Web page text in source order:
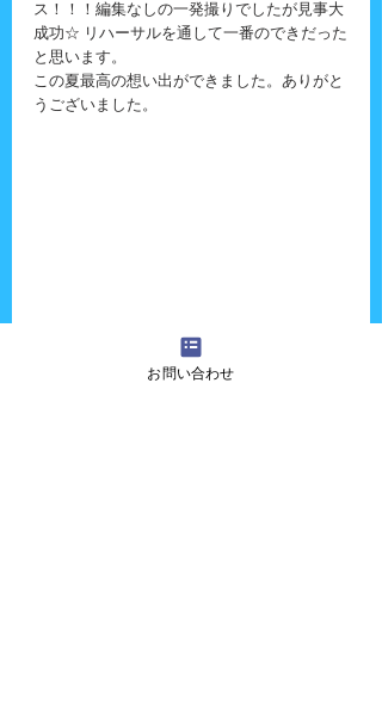
ス！！！編集なしの一発撮りでしたが見事大
成功☆ リハーサルを通して一番のできだった
と思います。
この夏最高の想い出ができました。ありがと
うございました。
お問い合わせ